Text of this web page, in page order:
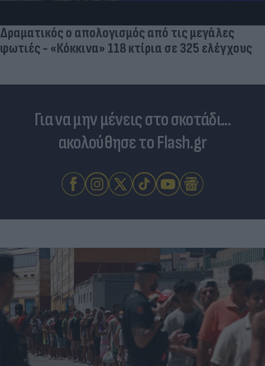
Δραματικός ο απολογισμός από τις μεγάλες
φωτιές - «Κόκκινα» 118 κτίρια σε 325 ελέγχους
Για να μην μένεις στο σκοτάδι...
ακολούθησε το Flash.gr